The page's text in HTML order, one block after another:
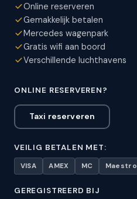
Online reserveren
Gemakkelijk betalen
Mercedes wagenpark
Gratis wifi aan boord
Verschillende luchthavens
ONLINE RESERVEREN?
Taxi reserveren
VEILIG BETALEN MET:
VISA AMEX MC Maestro
GEREGISTREERD BIJ